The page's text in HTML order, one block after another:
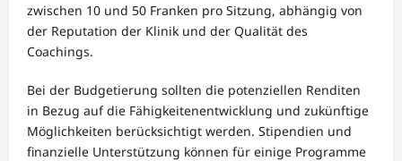
zwischen 10 und 50 Franken pro Sitzung, abhängig von
der Reputation der Klinik und der Qualität des
Coachings.
Bei der Budgetierung sollten die potenziellen Renditen
in Bezug auf die Fähigkeitenentwicklung und zukünftige
Möglichkeiten berücksichtigt werden. Stipendien und
finanzielle Unterstützung können für einige Programme